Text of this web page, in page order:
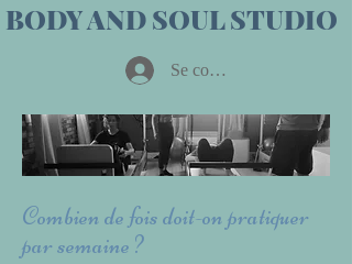
BODY AND SOUL STUDIO
Se connecter
Combien de fois doit-on pratiquer
par semaine ?